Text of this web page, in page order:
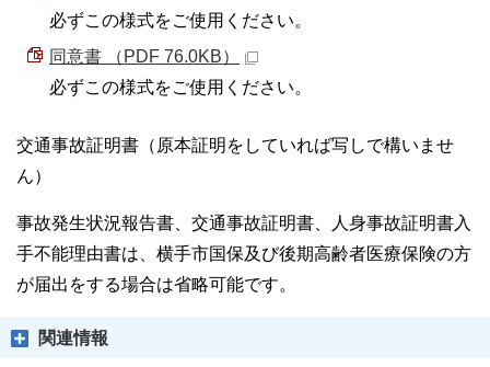
必ずこの様式をご使用ください。
同意書 （PDF 76.0KB）
必ずこの様式をご使用ください。
交通事故証明書（原本証明をしていれば写しで構いませ
ん）
事故発生状況報告書、交通事故証明書、人身事故証明書入
手不能理由書は、横手市国保及び後期高齢者医療保険の方
が届出をする場合は省略可能です。
関連情報